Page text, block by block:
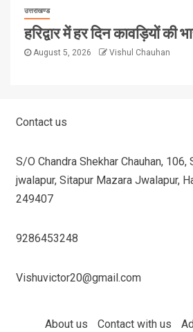
उत्तराखण्ड
हरिद्वार में हर दिन कावड़ियों की
August 5, 2026 Vishul Chauhan
Contact us
S/O Chandra Shekhar Chauhan, 106,
jwalapur, Sitapur Mazara Jwalapur,
249407
9286453248
Vishuvictor20@gmail.com
About us Contact with us